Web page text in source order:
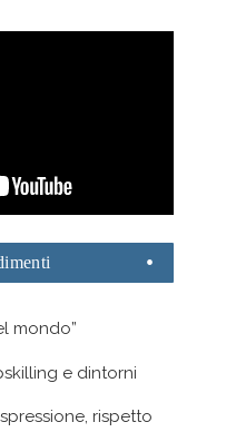
mondo”
e dintorni
rispetto